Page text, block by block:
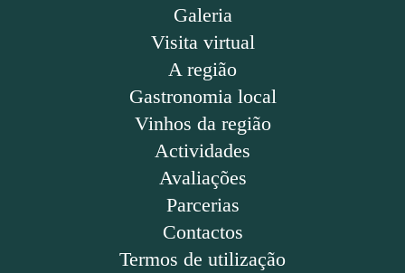
Galeria
Visita virtual
A região
Gastronomia local
Vinhos da região
Actividades
Avaliações
Parcerias
Contactos
Termos de utilização